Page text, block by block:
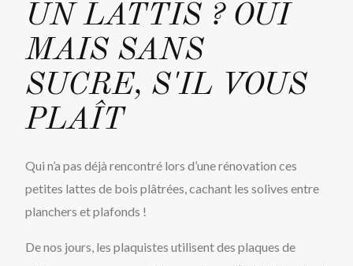
UN LATTIS ? OUI
MAIS SANS
SUCRE, S'IL VOUS
PLAÎT
Qui n’a pas déjà rencontré lors d’une rénovation ces
petites lattes de bois plâtrées, cachant les solives entre
planchers et plafonds !
De nos jours, les plaquistes utilisent des plaques de